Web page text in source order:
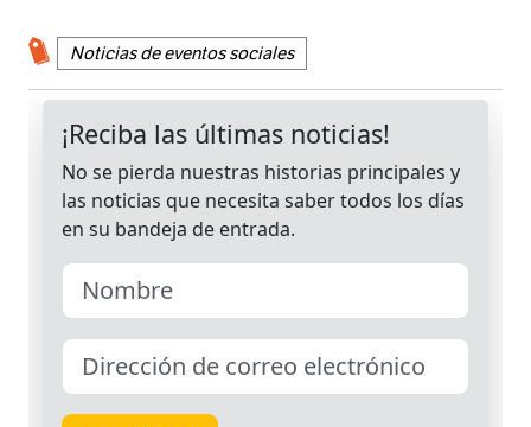
Noticias de eventos sociales